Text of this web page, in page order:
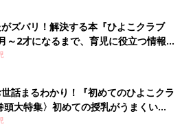
れていて、シンプルながらやさしい
ーキです。そのまま食べるのはもち
添えても。
もの誕生日ケーキアレンジ！ 米粉
フルーツをてんこ盛りにトッピング
ョコなどを挿して、ろうそくを飾れ
。ケーキ屋さんでケーキを買うより
ズバリ！解決する本『ひよこクラブ
2才になるまで、育児に役立つ情報が
話まるわかり！『初めてのひよこクラ
頭大特集〉初めての授乳がうまくい
ミルクの基本と夏のトラブル 解決テ